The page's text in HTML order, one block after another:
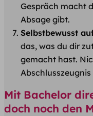
Gespräch macht
Absage gibt.
Selbstbewusst
das, was du dir
gemacht hast.
Abschlusszeugnis
Mit Bachelor
doch noch den